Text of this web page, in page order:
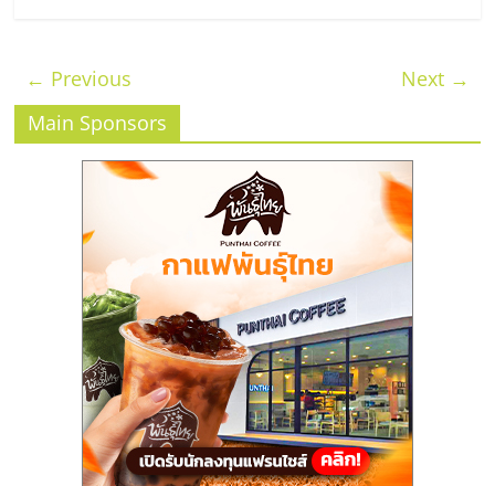
← Previous
Next →
Main Sponsors